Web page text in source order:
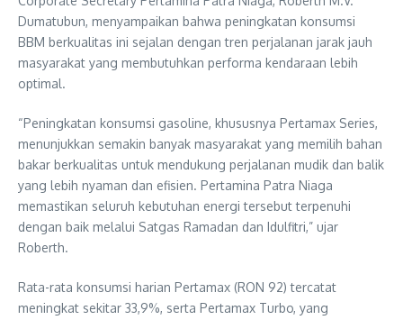
Dumatubun, menyampaikan bahwa peningkatan konsumsi
BBM berkualitas ini sejalan dengan tren perjalanan jarak jauh
masyarakat yang membutuhkan performa kendaraan lebih
optimal.
“Peningkatan konsumsi gasoline, khususnya Pertamax Series,
menunjukkan semakin banyak masyarakat yang memilih bahan
bakar berkualitas untuk mendukung perjalanan mudik dan balik
yang lebih nyaman dan efisien. Pertamina Patra Niaga
memastikan seluruh kebutuhan energi tersebut terpenuhi
dengan baik melalui Satgas Ramadan dan Idulfitri,” ujar
Roberth.
Rata-rata konsumsi harian Pertamax (RON 92) tercatat
meningkat sekitar 33,9%, serta Pertamax Turbo, yang